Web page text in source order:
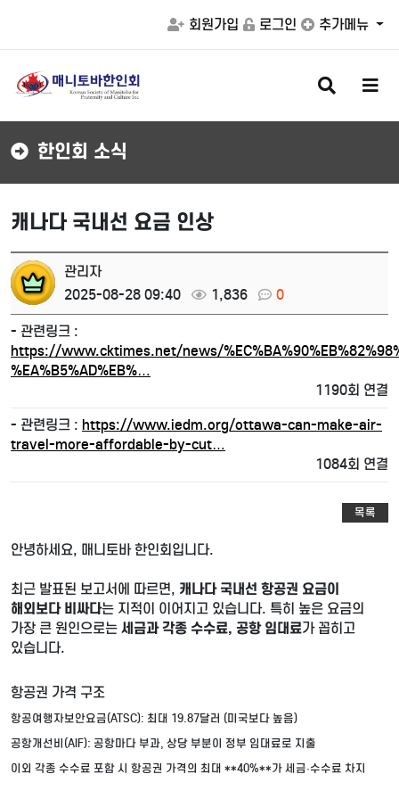
회원가입 로그인 추가메뉴
검
색
버
메
버
한인회 소식
캐나다 국내선 요금 인상
관리자
2025-08-28 09:40
1,836 0
- 관련링크 :
https://www.cktimes.net/news/
%EA%B5%AD%EB%…
1190회 연결
- 관련링크 : https://www.iedm.org/ottawa-can-make-air-
travel-more-affordable-by-cut…
1084회 연결
목록
안녕하세요, 매니토바 한인회입니다.
최근 발표된 보고서에 따르면, 캐나다 국내선 항공권 요금이
해외보다 비싸다는 지적이 이어지고 있습니다. 특히 높은 요금의
가장 큰 원인으로는 세금과 각종 수수료, 공항 임대료가 꼽히고
있습니다.
항공권 가격 구조
항공여행자보안요금(ATSC): 최대 19.87달러 (미국보다 높음)
공항개선비(AIF): 공항마다 부과, 상당 부분이 정부 임대료로 지출
이외 각종 수수료 포함 시 항공권 가격의 최대 **40%**가 세금·수수료 차지